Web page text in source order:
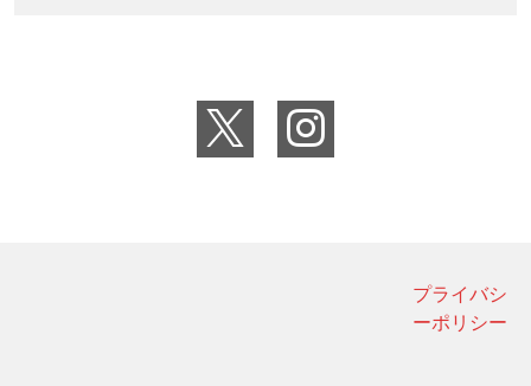
プライバシ
ーポリシー